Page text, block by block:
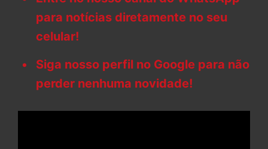
para notícias diretamente no seu
celular!
Siga nosso perfil no Google para não
perder nenhuma novidade!